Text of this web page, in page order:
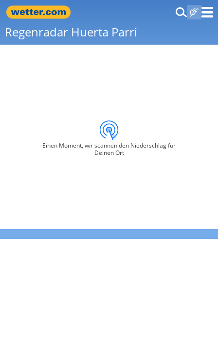
Regenradar Huerta Parri
Einen Moment, wir scannen den Niederschlag für
Deinen Ort